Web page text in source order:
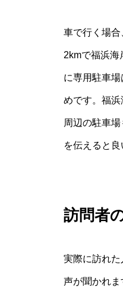
車で行く場
2kmで福浜海
に専用駐車
めです。福
周辺の駐車
を伝えると良
訪問者
実際に訪れ
声が聞かれ